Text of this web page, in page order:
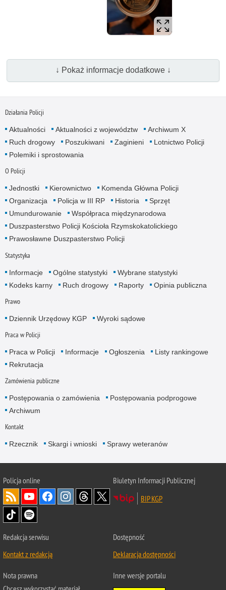
↓ Pokaż informacje dodatkowe ↓
Działania Policji
Aktualności Aktualności z województw
Archiwum X
Ruch drogowy
Poszukiwani Zaginieni
Lotnictwo Policji
Polemiki i sprostowania
O Policji
Jednostki Kierownictwo
Komenda Główna Policji
Organizacja
Policja w III RP Historia
Sprzęt
Umundurowanie
Współpraca międzynarodowa
Duszpasterstwo Policji Kościoła Rzymskokatolickiego
Prawosławne Duszpasterstwo Policji
Statystyka
Informacje Ogólne statystyki
Wybrane statystyki
Kodeks karny
Ruch drogowy Raporty Opinia publiczna
Prawo
Dziennik Urzędowy KGP Wyroki sądowe
Praca w Policji
Praca w Policji Informacje Ogłoszenia
Listy rankingowe
Rekrutacja
Zamówienia publiczne
Postępowania o zamówienia
Postępowania podprogowe
Archiwum
Kontakt
Rzecznik Skargi i wnioski Sprawy weteranów
Policjaonline
Biuletyn Informacji Publicznej
BIP KGP
Redakcja serwisu
Kontakt z redakcją
Dostępność
Deklaracja dostępności
Nota prawna
Inne wersje portalu